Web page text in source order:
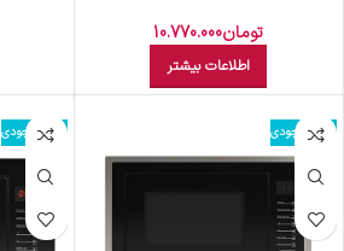
تومان10.770.000
اطلاعات بیشتر
اتمام موجودی اتمام موجودی